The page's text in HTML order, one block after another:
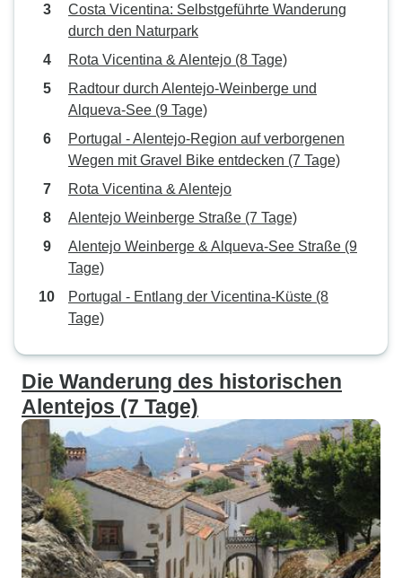
Costa Vicentina: Selbstgeführte Wanderung
durch den Naturpark
Rota Vicentina & Alentejo (8 Tage)
Radtour durch Alentejo-Weinberge und
Alqueva-See (9 Tage)
Portugal - Alentejo-Region auf verborgenen
Wegen mit Gravel Bike entdecken (7 Tage)
Rota Vicentina & Alentejo
Alentejo Weinberge Straße (7 Tage)
Alentejo Weinberge & Alqueva-See Straße (9
Tage)
Portugal - Entlang der Vicentina-Küste (8
Tage)
Die Wanderung des historischen
Alentejos (7 Tage)